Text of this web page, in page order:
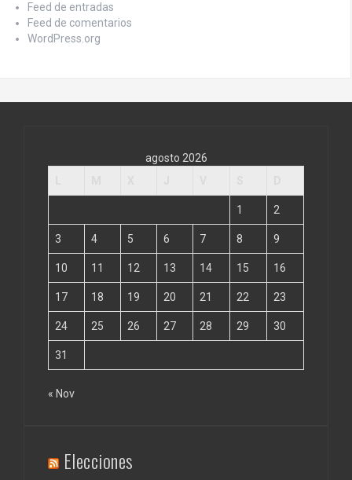
Feed de entradas
Feed de comentarios
WordPress.org
agosto 2026
1 2
3 4 5 6 7 8 9
10 11 12 13 14 15 16
17 18 19 20 21 22 23
24 25 26 27 28 29 30
31
« Nov
Elecciones